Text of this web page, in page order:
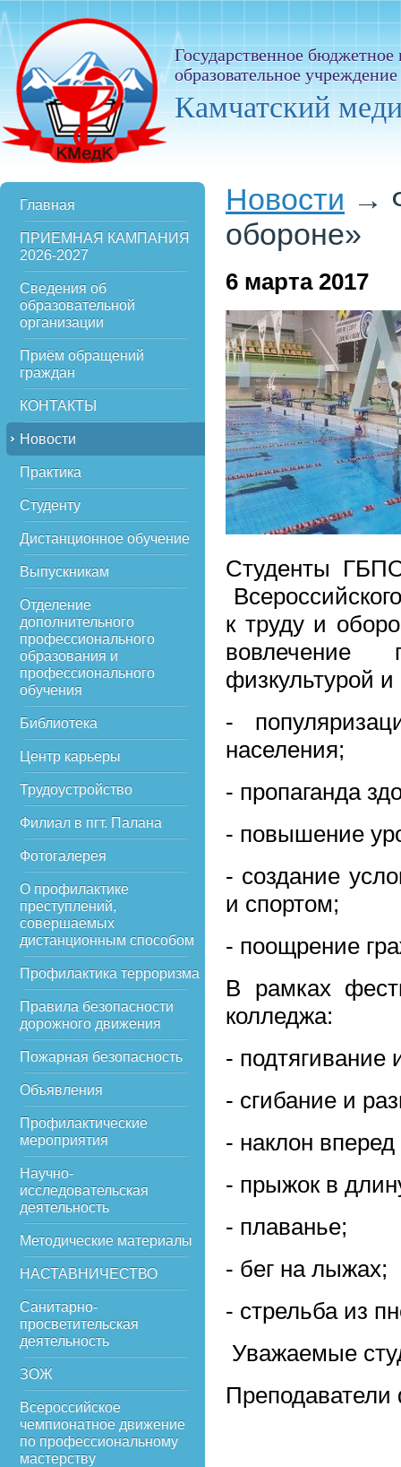
Государственное
образовательное
Камчатский
Главная
ПРИЕМНАЯ КАМПАНИЯ
2026-2027
Сведения об
образовательной
организации
Приём обращений
граждан
КОНТАКТЫ
Новости
Практика
Студенту
Дистанционное обучение
Выпускникам
Отделение
дополнительного
профессионального
образования и
профессионального
обучения
Библиотека
Центр карьеры
Трудоустройство
Филиал в пгт. Палана
Фотогалерея
О профилактике
преступлений,
совершаемых
дистанционным способом
Профилактика терроризма
Правила безопасности
дорожного движения
Пожарная безопасность
Объявления
Профилактические
мероприятия
Научно-
исследовательская
деятельность
Методические материалы
НАСТАВНИЧЕСТВО
Санитарно-
просветительская
деятельность
ЗОЖ
Всероссийское
чемпионатное движение
по профессиональному
мастерству
Новости →
обороне»
6 марта 2017
Студенты
к труду и
вовлечение
физкультурой
-
населения;
- пропаганда
- повышение
- создание
и спортом;
- поощрение
В рамках
колледжа:
- подтягивание
- сгибание и
- наклон
- прыжок в
- плаванье;
- бег на лыжах;
- стрельба из
Уважаемые